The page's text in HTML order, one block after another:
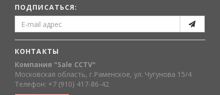
ПОДПИСАТЬСЯ:
КОНТАКТЫ
Компания "Sale CCTV"
Московская область, г.Раменское, ул. Чугунова 15/4
Телефон: +7 (910) 417-86-42